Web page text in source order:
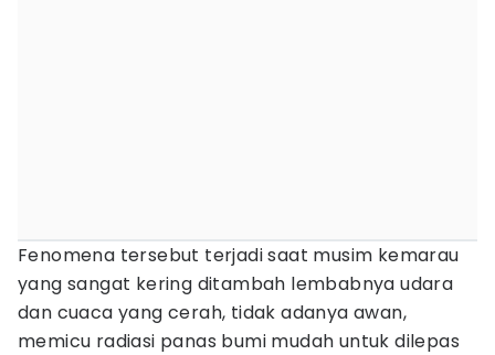
Fenomena tersebut terjadi saat musim kemarau
yang sangat kering ditambah lembabnya udara
dan cuaca yang cerah, tidak adanya awan,
memicu radiasi panas bumi mudah untuk dilepas